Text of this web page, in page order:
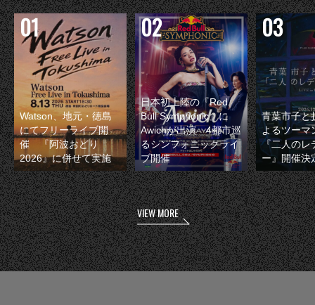
Watson、地元・徳島
にてフリーライブ開
催 『阿波おどり
2026』に併せて実施
日本初上陸の『Red
Bull Symphonic』に
Awichが出演 4都市巡
るシンフォニックライ
ブ開催
青葉市子と
よるツーマ
『二人のレ
ー』開催決
VIEW MORE